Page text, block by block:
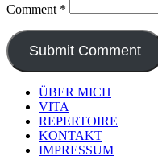
Comment *
ÜBER MICH
VITA
REPERTOIRE
KONTAKT
IMPRESSUM